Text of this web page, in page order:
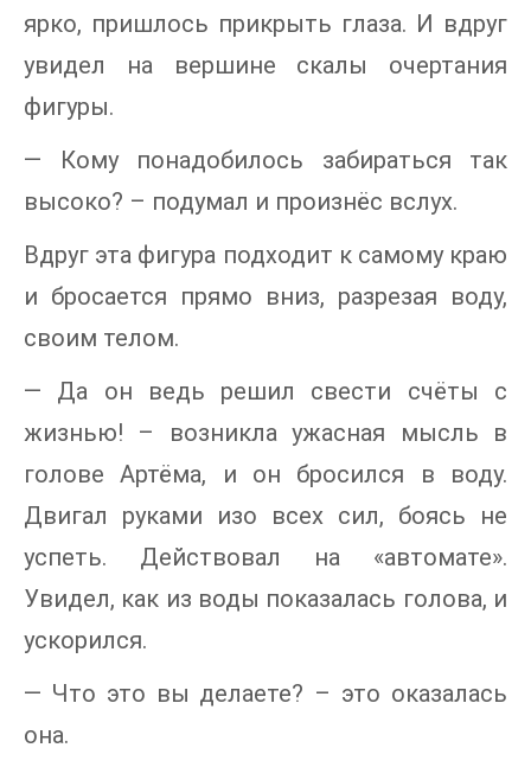
ярко, пришлось прикрыть глаза. И вдруг
увидел на вершине скалы очертания
фигуры.
— Кому понадобилось забираться так
высоко? – подумал и произнёс вслух.
Вдруг эта фигура подходит к самому краю
и бросается прямо вниз, разрезая воду,
своим телом.
— Да он ведь решил свести счёты с
жизнью! – возникла ужасная мысль в
голове Артёма, и он бросился в воду.
Двигал руками изо всех сил, боясь не
успеть. Действовал на «автомате».
Увидел, как из воды показалась голова, и
ускорился.
— Что это вы делаете? – это оказалась
она.